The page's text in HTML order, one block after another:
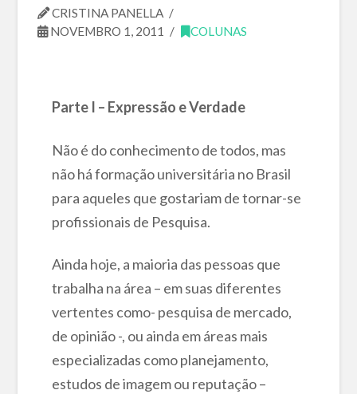
CRISTINA PANELLA
NOVEMBRO 1, 2011
COLUNAS
Parte I – Expressão e Verdade
Não é do conhecimento de todos, mas
não há formação universitária no Brasil
para aqueles que gostariam de tornar-se
profissionais de Pesquisa.
Ainda hoje, a maioria das pessoas que
trabalha na área – em suas diferentes
vertentes como- pesquisa de mercado,
de opinião -, ou ainda em áreas mais
especializadas como planejamento,
estudos de imagem ou reputação –